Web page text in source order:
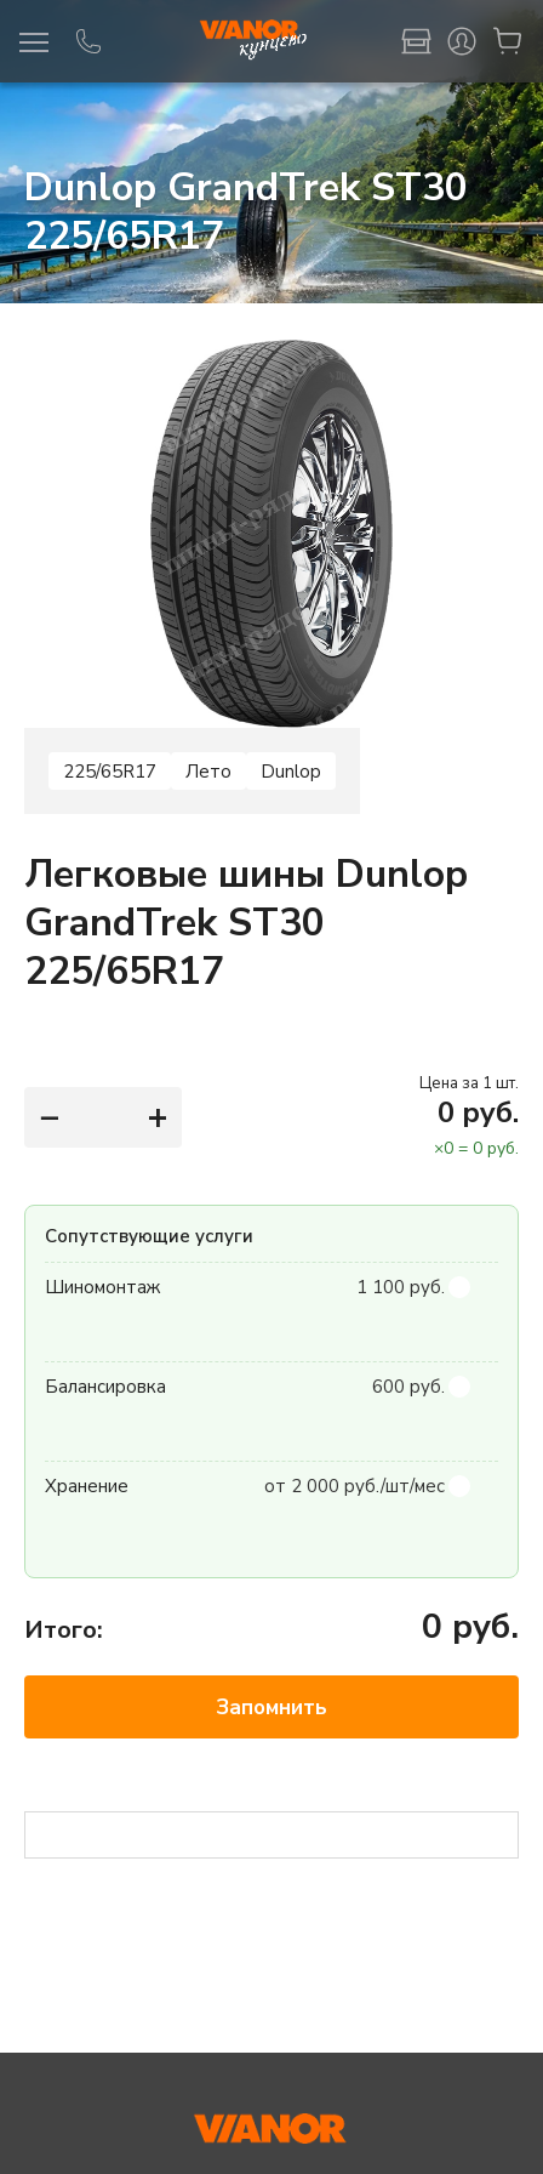
Dunlop GrandTrek ST30
225/65R17
225/65R17 Лето Dunlop
Легковые шины Dunlop
GrandTrek ST30
225/65R17
− +
Цена за 1 шт.
0 руб.
×0 = 0 руб.
Сопутствующие услуги
Шиномонтаж 1 100 руб.
Балансировка 600 руб.
Хранение от 2 000 руб./шт/мес
Итого: 0 руб.
Запомнить
Информация Фото товара